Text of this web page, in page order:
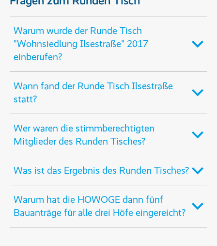
Warum wurde der Runde Tisch
"Wohnsiedlung Ilsestraße" 2017
einberufen?
Wann fand der Runde Tisch Ilsestraße
statt?
Wer waren die stimmberechtigten
Mitglieder des Runden Tisches?
Was ist das Ergebnis des Runden Tisches?
Warum hat die HOWOGE dann fünf
Bauanträge für alle drei Höfe eingereicht?